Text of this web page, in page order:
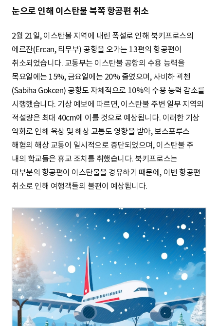
눈으로 인해 이스탄불 북쪽 항공편 취소
2월 21일, 이스탄불 지역에 내린 폭설로 인해 북키프로스의
에르잔(Ercan, 티무부) 공항을 오가는 13편의 항공편이
취소되었습니다. 교통부는 이스탄불 공항의 수용 능력을
목요일에는 15%, 금요일에는 20% 줄였으며, 사비하 괵첸
(Sabiha Gokcen) 공항도 자체적으로 10%의 수용 능력 감소를
시행했습니다. 기상 예보에 따르면, 이스탄불 주변 일부 지역의
적설량은 최대 40cm에 이를 것으로 예상됩니다. 이러한 기상
악화로 인해 육상 및 해상 교통도 영향을 받아, 보스포루스
해협의 해상 교통이 일시적으로 중단되었으며, 이스탄불 주
내의 학교들은 휴교 조치를 취했습니다. 북키프로스는
대부분의 항공편이 이스탄불을 경유하기 때문에, 이번 항공편
취소로 인해 여행객들의 불편이 예상됩니다.